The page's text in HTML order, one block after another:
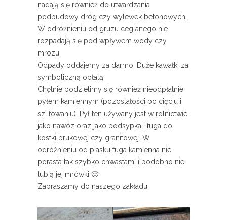
nadają się również do utwardzania
podbudowy dróg czy wylewek betonowych..
W odróżnieniu od gruzu ceglanego nie
rozpadają się pod wpływem wody czy
mrozu.
Odpady oddajemy za darmo. Duże kawałki za
symboliczną opłatą.
Chętnie podzielimy się również nieodpłatnie
pyłem kamiennym (pozostałości po cięciu i
szlifowaniu). Pył ten używany jest w rolnictwie
jako nawóz oraz jako podsypka i fuga do
kostki brukowej czy granitowej. W
odróżnieniu od piasku fuga kamienna nie
porasta tak szybko chwastami i podobno nie
lubią jej mrówki 🙂
Zapraszamy do naszego zakładu.